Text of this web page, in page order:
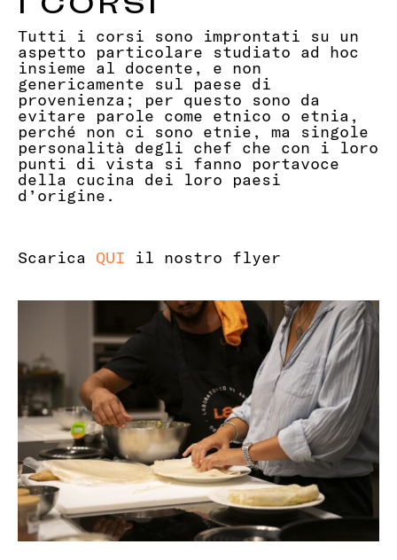
Tutti i corsi sono improntati su un
aspetto particolare studiato ad hoc
insieme al docente, e non
genericamente sul paese di
provenienza; per questo sono da
evitare parole come etnico o etnia,
perché non ci sono etnie, ma singole
personalità degli chef che con i loro
punti di vista si fanno portavoce
della cucina dei loro paesi
d’origine.
Scarica QUI il nostro flyer